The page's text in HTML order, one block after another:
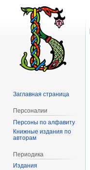
Заглавная страница
Персоналии
Персоны по алфавиту
Книжные издания по
авторам
Периодика
Издания